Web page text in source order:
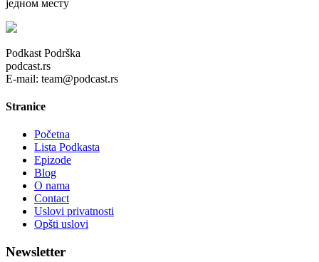
једном месту
Podkast Podrška
podcast.rs
E-mail: team@podcast.rs
Stranice
Početna
Lista Podkasta
Epizode
Blog
O nama
Contact
Uslovi privatnosti
Opšti uslovi
Newsletter